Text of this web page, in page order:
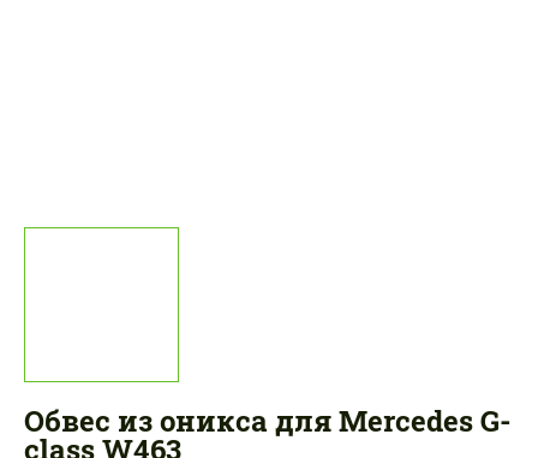
Обвес из оникса для Mercedes G-
class W463